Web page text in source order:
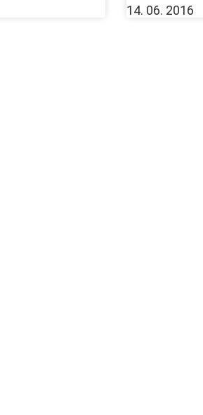
14. 06. 2016